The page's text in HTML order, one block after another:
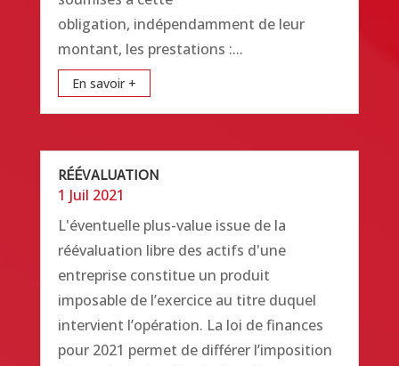
obligation, indépendamment de leur
montant, les prestations :...
En savoir +
RÉÉVALUATION
1 Juil 2021
L'éventuelle plus-value issue de la
réévaluation libre des actifs d'une
entreprise constitue un produit
imposable de l’exercice au titre duquel
intervient l’opération. La loi de finances
pour 2021 permet de différer l’imposition